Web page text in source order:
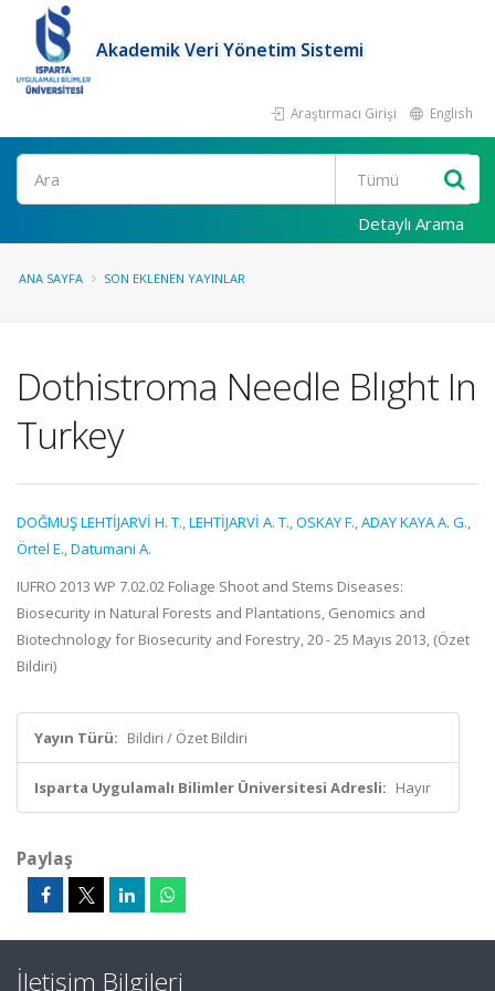
Akademik Veri Yönetim Sistemi
Araştırmacı Girişi English
Ara
Detaylı Arama
ANA SAYFA SON EKLENEN YAYINLAR
Dothistroma Needle Blıght In
Turkey
DOĞMUŞ LEHTİJARVİ H. T.,LEHTİJARVİ A. T.,OSKAY F.,ADAY KAYA A. G.,
Örtel E.,Datumani A.
IUFRO 2013 WP 7.02.02 Foliage Shoot and Stems Diseases:
Biosecurity in Natural Forests and Plantations, Genomics and
Biotechnology for Biosecurity and Forestry, 20 - 25 Mayıs 2013, (Özet
Bildiri)
Yayın Türü: Bildiri / Özet Bildiri
Isparta Uygulamalı Bilimler Üniversitesi Adresli: Hayır
Paylaş
İletişim Bilgileri